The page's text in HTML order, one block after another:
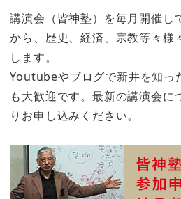
講演会（皆神塾）を毎月開催し
から、歴史、経済、宗教等々様
します。
Youtubeやブログで新井を知っ
も大歓迎です。最新の講演会に
りお申し込みください。